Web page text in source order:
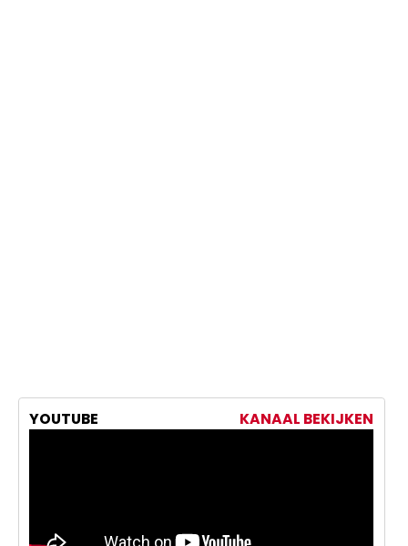
YOUTUBE KANAAL BEKIJKEN